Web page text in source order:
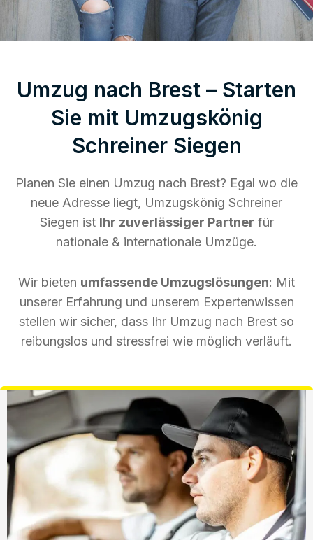
Umzug nach Brest – Starten
Sie mit Umzugskönig
Schreiner Siegen
Planen Sie einen Umzug nach Brest? Egal wo die
neue Adresse liegt, Umzugskönig Schreiner
Siegen ist Ihr zuverlässiger Partner für
nationale & internationale Umzüge.
Wir bieten umfassende Umzugslösungen: Mit
unserer Erfahrung und unserem Expertenwissen
stellen wir sicher, dass Ihr Umzug nach Brest so
reibungslos und stressfrei wie möglich verläuft.